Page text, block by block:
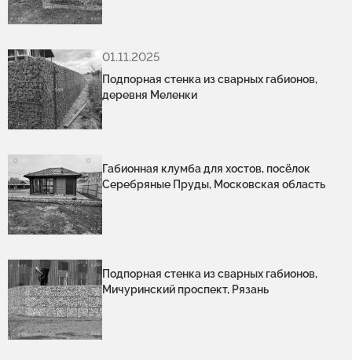
01.11.2025
Подпорная стенка из сварных габионов,
деревня Меленки
Габионная клумба для хостов, посёлок
Серебряные Пруды, Московская область
Подпорная стенка из сварных габионов,
Мичуринский проспект, Рязань